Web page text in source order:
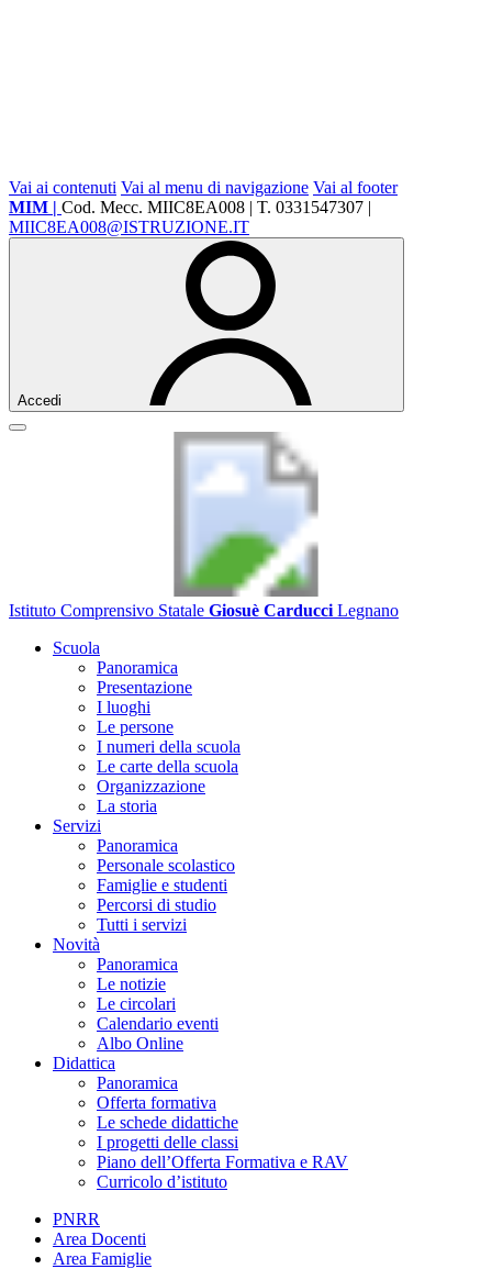
Vai ai contenuti Vai al menu di navigazione Vai al footer
MIM | Cod. Mecc. MIIC8EA008 | T. 0331547307 |
MIIC8EA008@ISTRUZIONE.IT
Accedi
Istituto Comprensivo Statale Giosuè Carducci Legnano
Scuola
Panoramica
Presentazione
I luoghi
Le persone
I numeri della scuola
Le carte della scuola
Organizzazione
La storia
Servizi
Panoramica
Personale scolastico
Famiglie e studenti
Percorsi di studio
Tutti i servizi
Novità
Panoramica
Le notizie
Le circolari
Calendario eventi
Albo Online
Didattica
Panoramica
Offerta formativa
Le schede didattiche
I progetti delle classi
Piano dell’Offerta Formativa e RAV
Curricolo d’istituto
PNRR
Area Docenti
Area Famiglie